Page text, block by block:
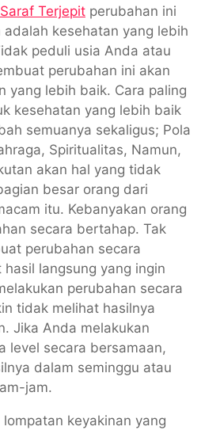
Terjepit perubahan ini
kesehatan yang lebih
peduli usia Anda atau
perubahan ini akan
yang lebih baik. Cara paling
kesehatan yang lebih baik
semuanya sekaligus; Pola
Spiritualitas, Namun,
akan hal yang tidak
besar orang dari
itu. Kebanyakan orang
secara bertahap. Tak
perubahan secara
langsung yang ingin
perubahan secara
tidak melihat hasilnya
Jika Anda melakukan
level secara bersamaan,
dalam seminggu atau
jam.
keyakinan yang